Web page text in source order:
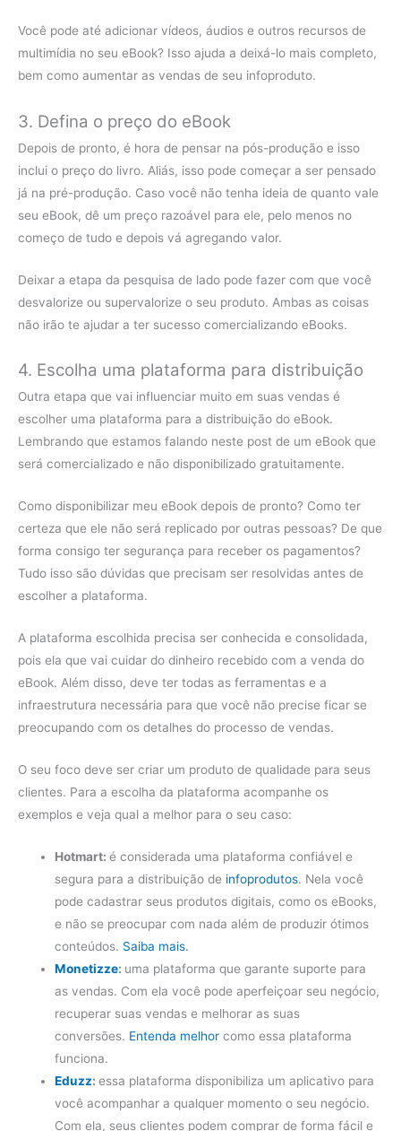
Você pode até adicionar vídeos, áudios e outros recursos de
multimídia no seu eBook? Isso ajuda a deixá-lo mais completo,
bem como aumentar as vendas de seu infoproduto.
3. Defina o preço do eBook
Depois de pronto, é hora de pensar na pós-produção e isso
inclui o preço do livro. Aliás, isso pode começar a ser pensado
já na pré-produção. Caso você não tenha ideia de quanto vale
seu eBook, dê um preço razoável para ele, pelo menos no
começo de tudo e depois vá agregando valor.
Deixar a etapa da pesquisa de lado pode fazer com que você
desvalorize ou supervalorize o seu produto. Ambas as coisas
não irão te ajudar a ter sucesso comercializando eBooks.
4. Escolha uma plataforma para distribuição
Outra etapa que vai influenciar muito em suas vendas é
escolher uma plataforma para a distribuição do eBook.
Lembrando que estamos falando neste post de um eBook que
será comercializado e não disponibilizado gratuitamente.
Como disponibilizar meu eBook depois de pronto? Como ter
certeza que ele não será replicado por outras pessoas? De que
forma consigo ter segurança para receber os pagamentos?
Tudo isso são dúvidas que precisam ser resolvidas antes de
escolher a plataforma.
A plataforma escolhida precisa ser conhecida e consolidada,
pois ela que vai cuidar do dinheiro recebido com a venda do
eBook. Além disso, deve ter todas as ferramentas e a
infraestrutura necessária para que você não precise ficar se
preocupando com os detalhes do processo de vendas.
O seu foco deve ser criar um produto de qualidade para seus
clientes. Para a escolha da plataforma acompanhe os
exemplos e veja qual a melhor para o seu caso:
Hotmart:é considerada uma plataforma confiável e
segura para a distribuição de infoprodutos. Nela você
pode cadastrar seus produtos digitais, como os eBooks,
e não se preocupar com nada além de produzir ótimos
conteúdos. Saiba mais.
Monetizze: uma plataforma que garante suporte para
as vendas. Com ela você pode aperfeiçoar seu negócio,
recuperar suas vendas e melhorar as suas
conversões. Entenda melhor como essa plataforma
funciona.
Eduzz:essa plataforma disponibiliza um aplicativo para
você acompanhar a qualquer momento o seu negócio.
Com ela, seus clientes podem comprar de forma fácil e